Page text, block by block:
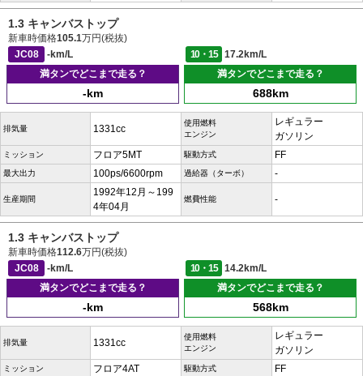
1.3 キャンバストップ
新車時価格105.1万円(税抜)
JC08
-km/L 10・15
17.2km/L
満タンでどこまで走る？
-km
満タンでどこまで走る？
688km
排気量 1331cc
使用燃料
エンジン
レギュラー
ガソリン
ミッション フロア5MT 駆動方式 FF
最大出力 100ps/6600rpm 過給器（ターボ） -
生産期間
1992年12月～199
4年04月
燃費性能 -
1.3 キャンバストップ
新車時価格112.6万円(税抜)
JC08
-km/L 10・15
14.2km/L
満タンでどこまで走る？
-km
満タンでどこまで走る？
568km
排気量 1331cc
使用燃料
エンジン
レギュラー
ガソリン
ミッション フロア4AT 駆動方式 FF